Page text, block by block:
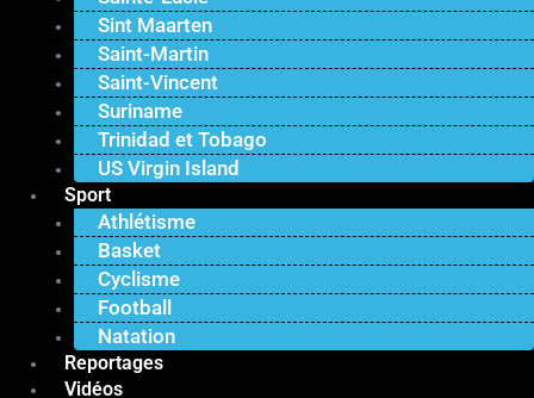
Sint Maarten
Saint-Martin
Saint-Vincent
Suriname
Trinidad et Tobago
US Virgin Island
Sport
Athlétisme
Basket
Cyclisme
Football
Natation
Reportages
Vidéos